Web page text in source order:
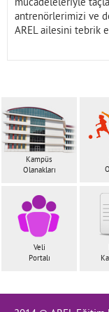
mücadeleleriyle
antrenörlerimizi ve
AREL ailesini tebrik
Kampüs
Olanakları
Veli
Portalı